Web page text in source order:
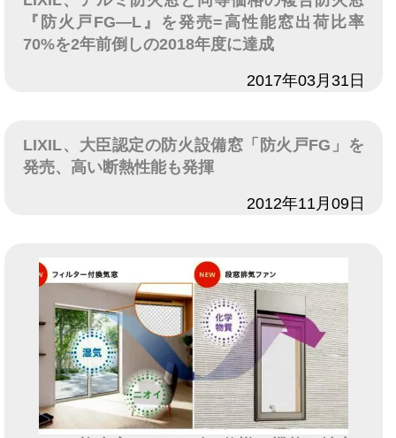
『防火戸FG―L』を発売=高性能窓出荷比率
70%を2年前倒しの2018年度に達成
2017年03月31日
LIXIL、大臣認定の防火設備窓「防火戸FG」を
発売、高い断熱性能も発揮
2012年11月09日